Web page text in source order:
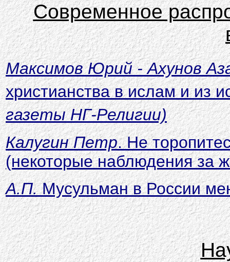
Современное
Максимов Юрий - Ахунов
христианства в ислам и из
газеты НГ-Религии)
Калугин Петр. Не
(некоторые наблюдения за
А.П.Мусульман в России